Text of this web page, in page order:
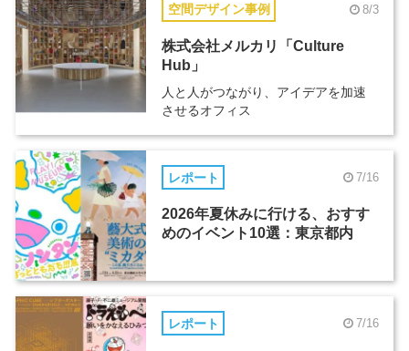
空間デザイン事例 8/3
株式会社メルカリ「Culture
Hub」
人と人がつながり、アイデアを加速
させるオフィス
レポート 7/16
2026年夏休みに行ける、おすす
めのイベント10選：東京都内
レポート 7/16